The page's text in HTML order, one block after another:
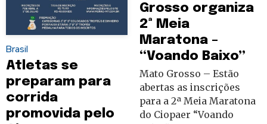
Brasil
Atletas se
preparam para
corrida
promovida pelo
Grosso organiza
2ª Meia
Maratona –
“Voando Baixo”
Mato Grosso – Estão
abertas as inscrições
para a 2ª Meia Maratona
do Ciopaer “Voando